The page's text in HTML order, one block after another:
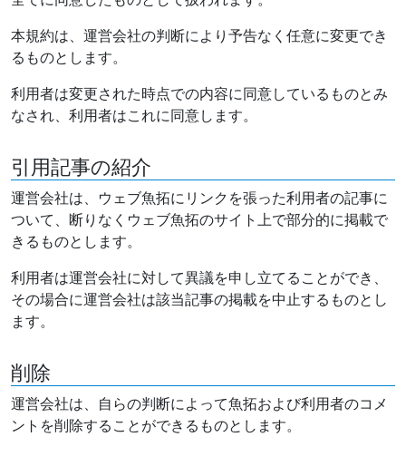
本規約は、運営会社の判断により予告なく任意に変更でき
るものとします。
利用者は変更された時点での内容に同意しているものとみ
なされ、利用者はこれに同意します。
引用記事の紹介
運営会社は、ウェブ魚拓にリンクを張った利用者の記事に
ついて、断りなくウェブ魚拓のサイト上で部分的に掲載で
きるものとします。
利用者は運営会社に対して異議を申し立てることができ、
その場合に運営会社は該当記事の掲載を中止するものとし
ます。
削除
運営会社は、自らの判断によって魚拓および利用者のコメ
ントを削除することができるものとします。